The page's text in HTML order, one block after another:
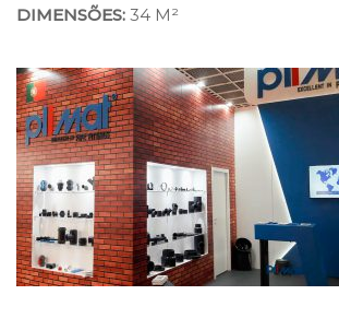
DIMENSÕES: 34 M²